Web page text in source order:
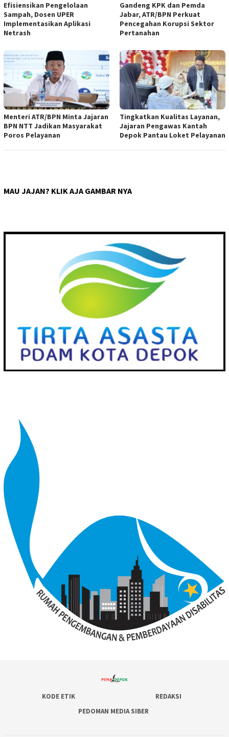
Efisiensikan Pengelolaan
Sampah, Dosen UPER
Implementasikan Aplikasi
Netrash
Gandeng KPK dan Pemda
Jabar, ATR/BPN Perkuat
Pencegahan Korupsi Sektor
Pertanahan
Menteri ATR/BPN Minta Jajaran
BPN NTT Jadikan Masyarakat
Poros Pelayanan
Tingkatkan Kualitas Layanan,
Jajaran Pengawas Kantah
Depok Pantau Loket Pelayanan
MAU JAJAN? KLIK AJA GAMBAR NYA
KODE ETIK
REDAKSI
PEDOMAN MEDIA SIBER